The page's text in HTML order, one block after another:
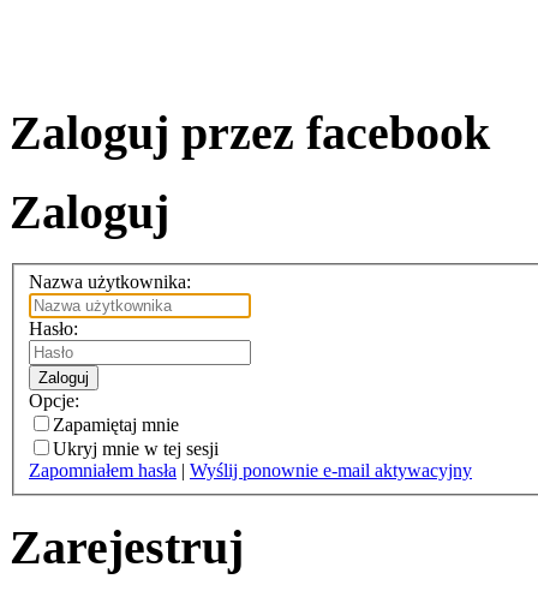
Zaloguj przez facebook
Zaloguj
Nazwa użytkownika:
Hasło:
Zaloguj
Opcje:
Zapamiętaj mnie
Ukryj mnie w tej sesji
Zapomniałem hasła | Wyślij ponownie e-mail aktywacyjny
Zarejestruj